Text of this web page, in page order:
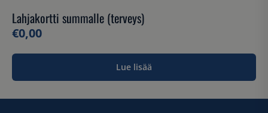
Lahjakortti summalle (terveys)
€0,00
Lue lisää